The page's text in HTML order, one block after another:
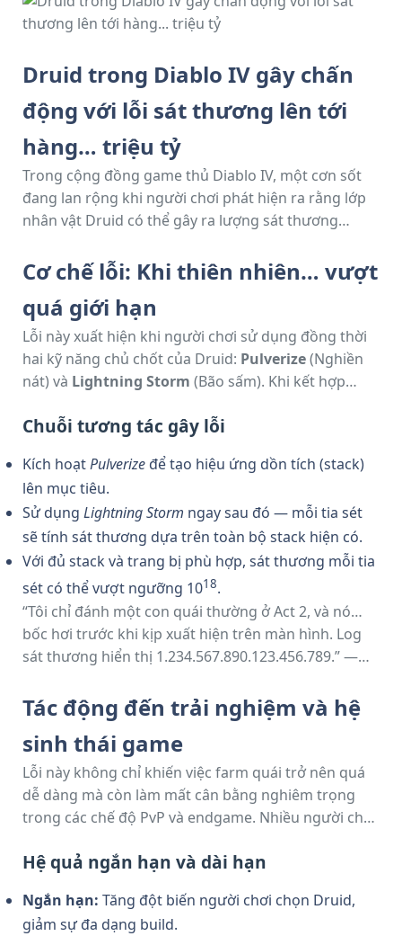
Druid trong Diablo IV gây chấn
động với lỗi sát thương lên tới
hàng… triệu tỷ
Trong cộng đồng game thủ Diablo IV, một cơn sốt
đang lan rộng khi người chơi phát hiện ra rằng lớp
nhân vật Druid có thể gây ra lượng sát thương
một lỗi kết hợp kỹ năng và cơ chế trò chơi. Sự cố này
không chỉ khiến trận chiến trở nên vô nghĩa mà còn
đặt ra câu hỏi lớn về tính cân bằng và ổn định của
trò chơi.
Cơ chế lỗi: Khi thiên nhiên… vượt
quá giới hạn
Lỗi này xuất hiện khi người chơi sử dụng đồng thời
hai kỹ năng chủ chốt của Druid: Pulverize(Nghiền
nát) và Lightning Storm (Bão sấm). Khi kết hợp
nhân lên theo cấp số nhân nhờ hiệu ứng dồn tích từ
Chuỗi tương tác gây lỗi
Kích hoạtPulverize để tạo hiệu ứng dồn tích (stack)
lên mục tiêu.
Sử dụng Lightning Storm ngay sau đó — mỗi tia sét
sẽ tính sát thương dựa trên toàn bộ stack hiện có.
Với đủ stack và trang bị phù hợp, sát thương mỗi tia
sét có thể vượt ngưỡng 1018.
“Tôi chỉ đánh một con quái thường ở Act 2, và nó…
bốc hơi trước khi kịp xuất hiện trên màn hình. Log
sát thương hiển thị 1.234.567.890.123.456.789.” —
Tác động đến trải nghiệm và hệ
sinh thái game
Lỗi này không chỉ khiến việc farm quái trở nên quá
dễ dàng mà còn làm mất cân bằng nghiêm trọng
trong các chế độ PvP và endgame. Nhiều người chơi
hay Nightmare Dungeon chỉ trong vài giây.
Hệ quả ngắn hạn và dài hạn
Ngắn hạn: Tăng đột biến người chơi chọn Druid,
giảm sự đa dạng build.